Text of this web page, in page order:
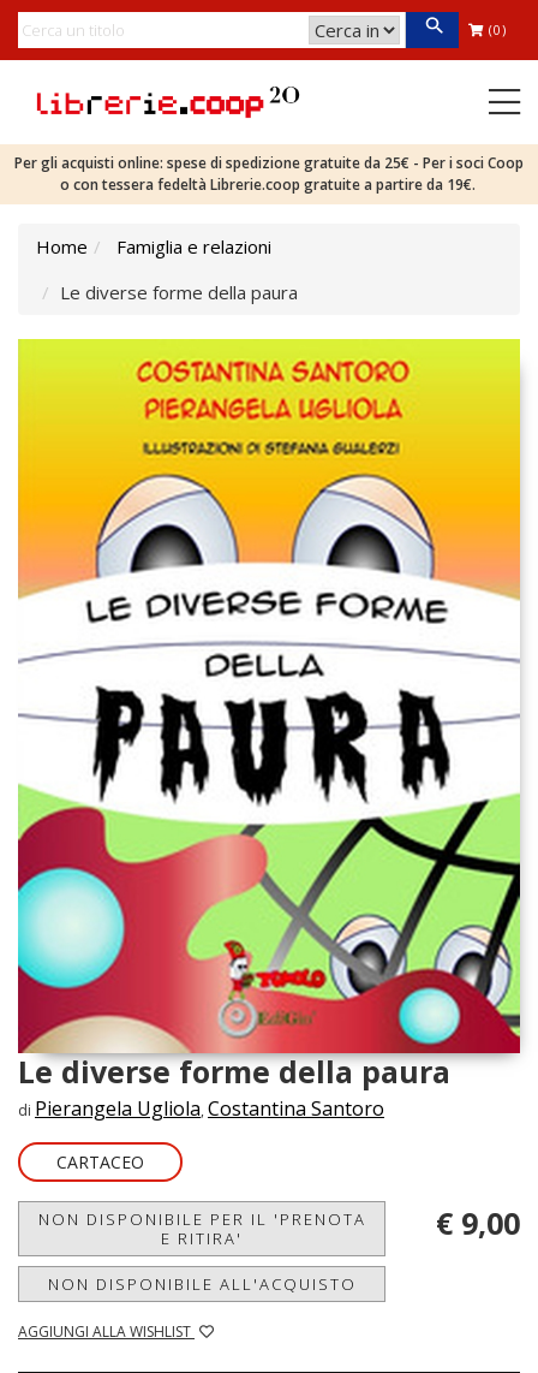
(0)
Per gli acquisti online: spese di spedizione gratuite da 25€ - Per i soci Coop
o con tessera fedeltà Librerie.coop gratuite a partire da 19€.
Home
Famiglia e relazioni
Le diverse forme della paura
Le diverse forme della paura
di Pierangela Ugliola, Costantina Santoro
CARTACEO
NON DISPONIBILE PER IL 'PRENOTA
E RITIRA'
NON DISPONIBILE ALL'ACQUISTO
AGGIUNGI ALLA WISHLIST
€ 9,00